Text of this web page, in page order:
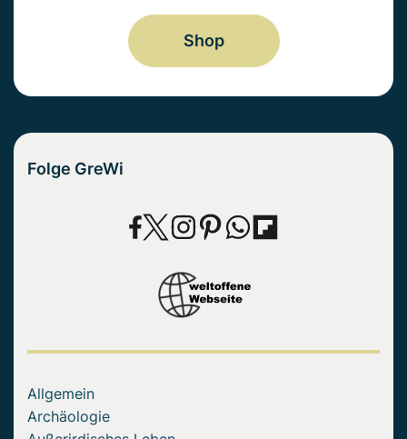
Shop
Folge GreWi
Allgemein
Archäologie